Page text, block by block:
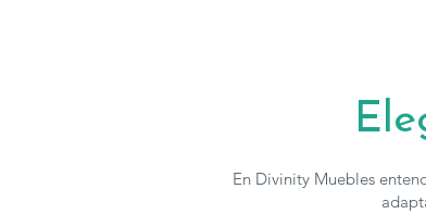
En Divinity Muebles